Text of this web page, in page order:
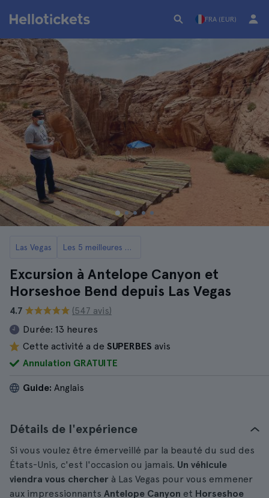
FRA (EUR)
Las Vegas Les 5 meilleures excursions à Antelope Canyon depuis Las Vegas
Excursion à Antelope Canyon et
Horseshoe Bend depuis Las Vegas
4.7
(547 avis)
Durée: 13 heures
Cette activité a de SUPERBES avis
Annulation GRATUITE
Guide: Anglais
Détails de l'expérience
Si vous voulez être émerveillé par la beauté du sud des
États-Unis, c'est l'occasion ou jamais. Un véhicule
viendra vous chercher à Las Vegas pour vous emmener
aux impressionnants Antelope Canyon et Horseshoe